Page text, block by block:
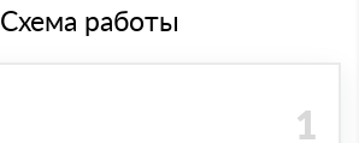
Схема работы